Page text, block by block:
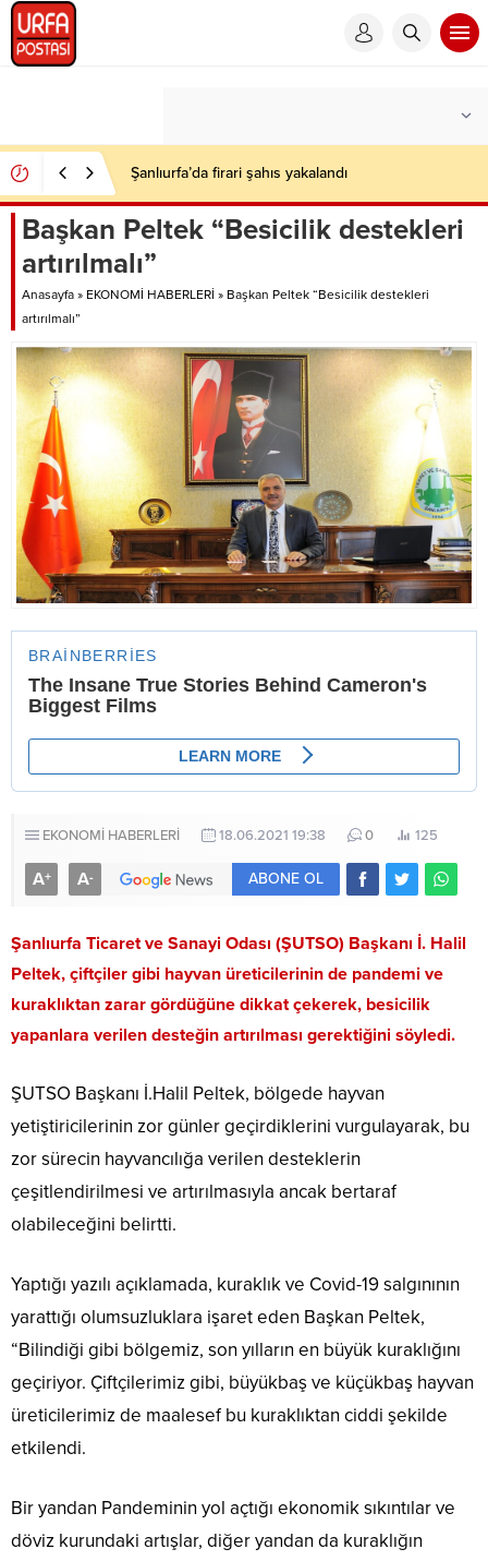
Şanlıurfa’da firari şahıs yakalandı
Başkan Peltek “Besicilik destekleri
artırılmalı”
Anasayfa » EKONOMİ HABERLERİ » Başkan Peltek “Besicilik destekleri
artırılmalı”
EKONOMİ HABERLERİ 18.06.2021 19:38 0 125
A+ A- ABONE OL
Şanlıurfa Ticaret ve Sanayi Odası (ŞUTSO) Başkanı İ. Halil
Peltek, çiftçiler gibi hayvan üreticilerinin de pandemi ve
kuraklıktan zarar gördüğüne dikkat çekerek, besicilik
yapanlara verilen desteğin artırılması gerektiğini söyledi.
ŞUTSO Başkanı İ.Halil Peltek, bölgede hayvan
yetiştiricilerinin zor günler geçirdiklerini vurgulayarak, bu
zor sürecin hayvancılığa verilen desteklerin
çeşitlendirilmesi ve artırılmasıyla ancak bertaraf
olabileceğini belirtti.
Yaptığı yazılı açıklamada, kuraklık ve Covid-19 salgınının
yarattığı olumsuzluklara işaret eden Başkan Peltek,
“Bilindiği gibi bölgemiz, son yılların en büyük kuraklığını
geçiriyor. Çiftçilerimiz gibi, büyükbaş ve küçükbaş hayvan
üreticilerimiz de maalesef bu kuraklıktan ciddi şekilde
etkilendi.
Bir yandan Pandeminin yol açtığı ekonomik sıkıntılar ve
döviz kurundaki artışlar, diğer yandan da kuraklığın